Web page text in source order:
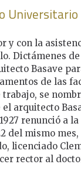
y con la
Dictámenes
Basave
de las
trabajo, se
arquitecto
renunció a
del mismo
licenciado
rector al